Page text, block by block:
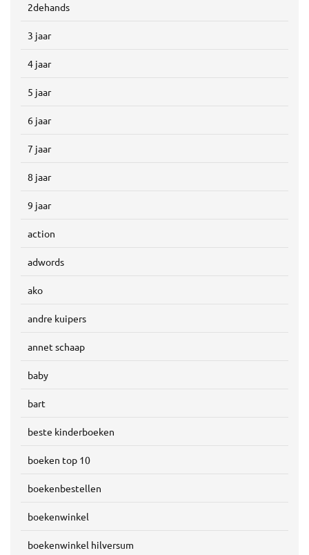
2dehands
3 jaar
4 jaar
5 jaar
6 jaar
7 jaar
8 jaar
9 jaar
action
adwords
ako
andre kuipers
annet schaap
baby
bart
beste kinderboeken
boeken top 10
boekenbestellen
boekenwinkel
boekenwinkel hilversum